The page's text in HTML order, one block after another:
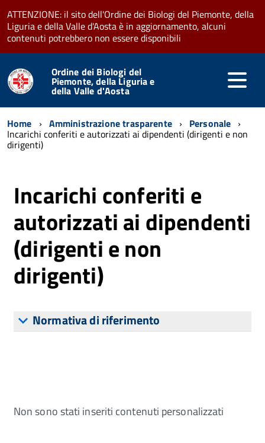
ATTENZIONE: il sito dell'Ordine dei Biologi del Piemonte, della
Liguria e della Valle d'Aosta è in aggiornamento, alcuni
contenuti potrebbero non essere disponibili
Ordine dei Biologi del
Piemonte, della Liguria e
della Valle d'Aosta
Home Amministrazione trasparente Personale
Incarichi conferiti e autorizzati ai dipendenti (dirigenti e non
dirigenti)
Incarichi conferiti e
autorizzati ai dipendenti
(dirigenti e non
dirigenti)
Normativa di riferimento
Non sono stati inseriti contenuti personalizzati